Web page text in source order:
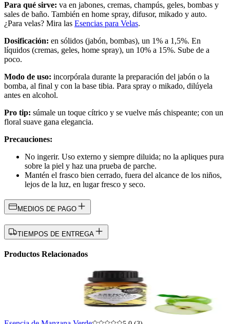
Para qué sirve: va en jabones, cremas, champús, geles, bombas y
sales de baño. También en home spray, difusor, mikado y auto.
¿Para velas? Mira las Esencias para Velas.
Dosificación: en sólidos (jabón, bombas), un 1% a 1,5%. En
líquidos (cremas, geles, home spray), un 10% a 15%. Sube de a
poco.
Modo de uso: incorpórala durante la preparación del jabón o la
bomba, al final y con la base tibia. Para spray o mikado, dilúyela
antes en alcohol.
Pro tip: súmale un toque cítrico y se vuelve más chispeante; con un
floral suave gana elegancia.
Precauciones:
No ingerir. Uso externo y siempre diluida; no la apliques pura
sobre la piel y haz una prueba de parche.
Mantén el frasco bien cerrado, fuera del alcance de los niños,
lejos de la luz, en lugar fresco y seco.
MEDIOS DE PAGO
TIEMPOS DE ENTREGA
Productos Relacionados